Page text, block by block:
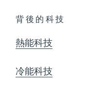
背後的科技
熱能科技
冷能科技